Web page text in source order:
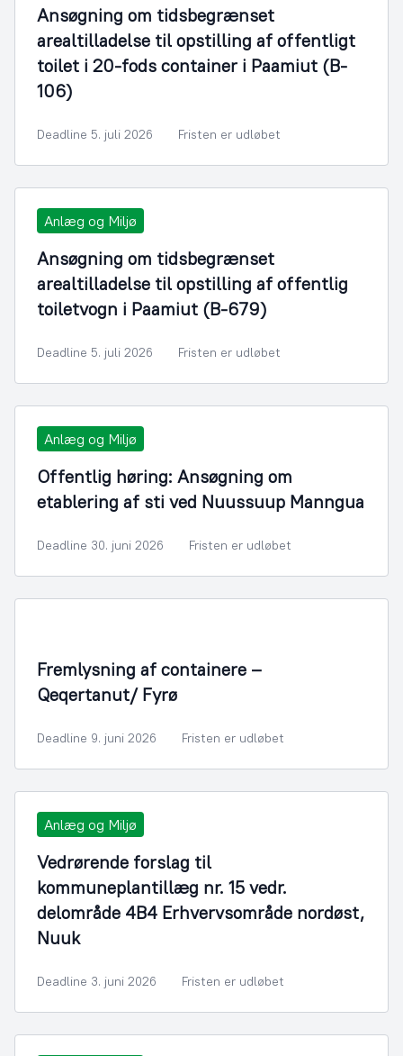
Ansøgning om tidsbegrænset
arealtilladelse til opstilling af offentligt
toilet i 20-fods container i Paamiut (B-
106)
Deadline 5. juli 2026 Fristen er udløbet
Anlæg og Miljø
Ansøgning om tidsbegrænset
arealtilladelse til opstilling af offentlig
toiletvogn i Paamiut (B-679)
Deadline 5. juli 2026 Fristen er udløbet
Anlæg og Miljø
Offentlig høring: Ansøgning om
etablering af sti ved Nuussuup Manngua
Deadline 30. juni 2026 Fristen er udløbet
Fremlysning af containere –
Qeqertanut/ Fyrø
Deadline 9. juni 2026 Fristen er udløbet
Anlæg og Miljø
Vedrørende forslag til
kommuneplantillæg nr. 15 vedr.
delområde 4B4 Erhvervsområde nordøst,
Nuuk
Deadline 3. juni 2026 Fristen er udløbet